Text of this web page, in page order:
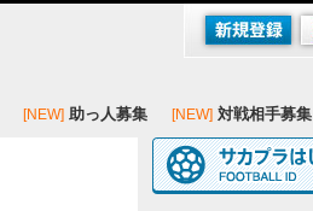
[NEW] 助っ人募集 [NEW] 対戦相手募集